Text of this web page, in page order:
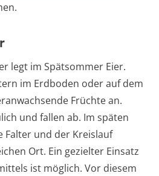
legt im Spätsommer Eier.
im Erdboden oder auf dem
Früchte an.
und fallen ab. Im späten
Falter und der Kreislauf
Ort. Ein gezielter Einsatz
ist möglich. Vor diesem